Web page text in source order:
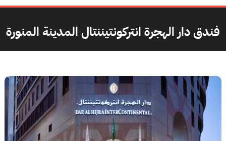
فندق دار الهجرة انتركونتيننتال المدينة المنورة